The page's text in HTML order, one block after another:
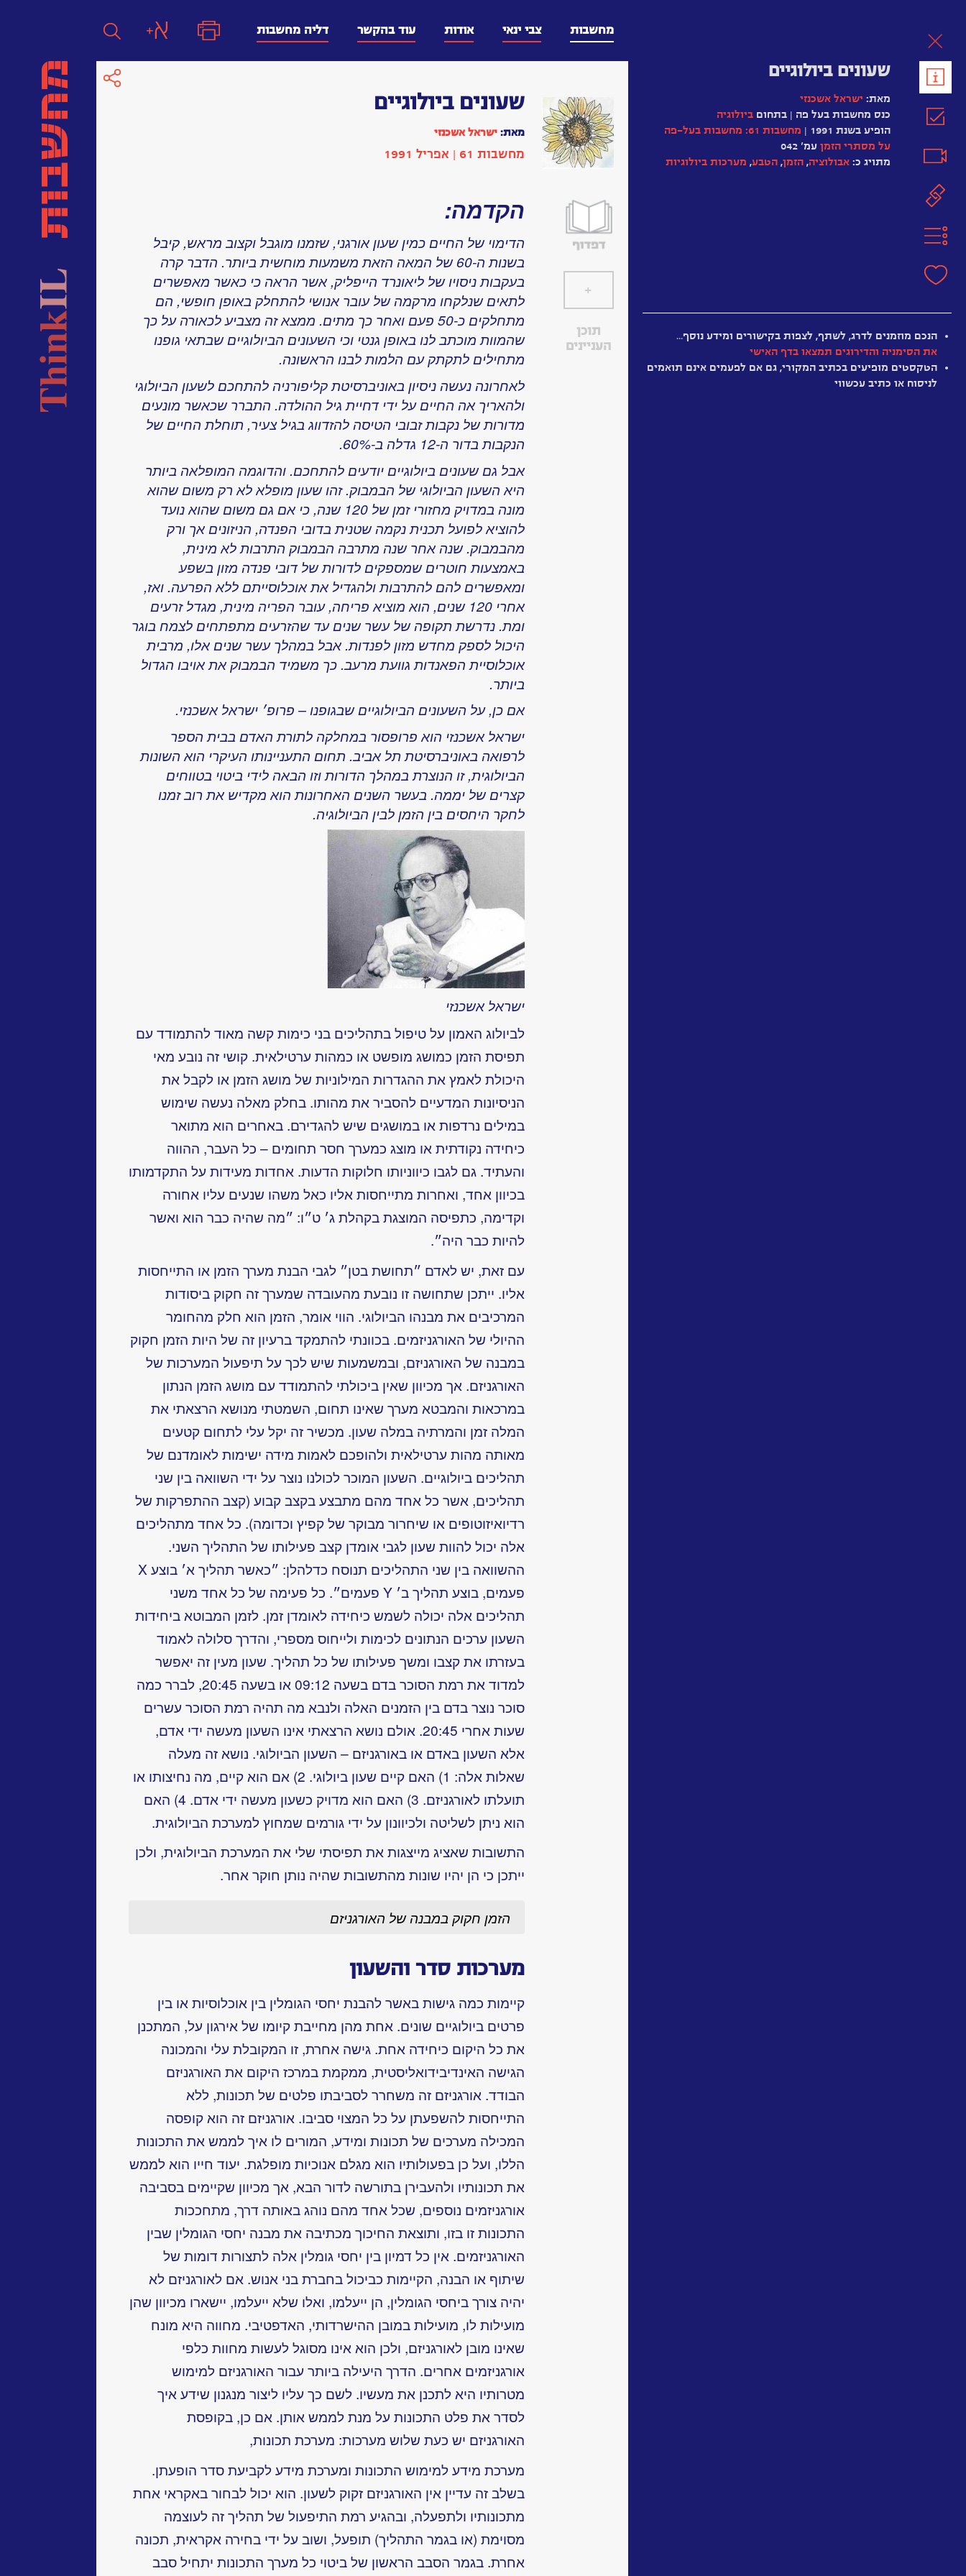
מחשבות צבי ינאי אודות עוד בהקשר דליה מחשבות
שעונים ביולוגיים
מאת: ישראל אשכנזי
מחשבות 61 | אפריל 1991
+
תוכן
העניינים
הקדמה:
הדימוי של החיים כמין שעון אורגני, שזמנו מוגבל וקצוב מראש, קיבל
בשנות ה-60 של המאה הזאת משמעות מוחשית ביותר. הדבר קרה
בעקבות ניסויו של ליאונרד הייפליק, אשר הראה כי כאשר מאפשרים
לתאים שנלקחו מרקמה של עובר אנושי להתחלק באופן חופשי, הם
מתחלקים כ-50 פעם ואחר כך מתים. ממצא זה מצביע לכאורה על כך
שהמוות מוכתב לנו באופן גנטי וכי השעונים הביולוגיים שבתאי גופנו
מתחילים לתקתק עם הלמות לבנו הראשונה.
לאחרונה נעשה ניסיון באוניברסיטת קליפורניה להתחכם לשעון הביולוגי
ולהאריך אה החיים על ידי דחיית גיל ההולדה. התברר שכאשר מונעים
מדורות של נקבות זבובי הטיסה להזדווג בגיל צעיר, תוחלת החיים של
הנקבות בדור ה-12 גדלה ב-60%.
אבל גם שעונים ביולוגיים יודעים להתחכם. והדוגמה המופלאה ביותר
היא השעון הביולוגי של הבמבוק. זהו שעון מופלא לא רק משום שהוא
מונה במדויק מחזורי זמן של 120 שנה, כי אם גם משום שהוא נועד
להוציא לפועל תכנית נקמה שטנית בדובי הפנדה, הניזונים אך ורק
מהבמבוק. שנה אחר שנה מתרבה הבמבוק התרבות לא מינית,
באמצעות חוטרים שמספקים לדורות של דובי פנדה מזון בשפע
ומאפשרים להם להתרבות ולהגדיל את אוכלוסייתם ללא הפרעה. ואז,
אחרי 120 שנים, הוא מוציא פריחה, עובר הפריה מינית, מגדל זרעים
ומת. נדרשת תקופה של עשר שנים עד שהזרעים מתפתחים לצמח בוגר
היכול לספק מחדש מזון לפנדות. אבל במהלך עשר שנים אלו, מרבית
אוכלוסיית הפאנדות גוועת מרעב. כך משמיד הבמבוק את אויבו הגדול
ביותר.
אם כן, על השעונים הביולוגיים שבגופנו – פרופ׳ ישראל אשכנזי.
ישראל אשכנזי הוא פרופסור במחלקה לתורת האדם בבית הספר
לרפואה באוניברסיטת תל אביב. תחום התעניינותו העיקרי הוא השונות
הביולוגית, זו הנוצרת במהלך הדורות וזו הבאה לידי ביטוי בטווחים
קצרים של יממה. בעשר השנים האחרונות הוא מקדיש את רוב זמנו
לחקר היחסים בין הזמן לבין הביולוגיה.
ישראל אשכנזי
לביולוג האמון על טיפול בתהליכים בני כימות קשה מאוד להתמודד עם
תפיסת הזמן כמושג מופשט או כמהות ערטילאית. קושי זה נובע מאי
היכולת לאמץ את ההגדרות המילוניות של מושג הזמן או לקבל את
הניסיונות המדעיים להסביר את מהותו. בחלק מאלה נעשה שימוש
במילים נרדפות או במושגים שיש להגדירם. באחרים הוא מתואר
כיחידה נקודתית או מוצג כמערך חסר תחומים – כל העבר, ההווה
והעתיד. גם לגבו כיווניותו חלוקות הדעות. אחדות מעידות על התקדמותו
בכיוון אחד, ואחרות מתייחסות אליו כאל משהו שנעים עליו אחורה
וקדימה, כתפיסה המוצגת בקהלת ג׳ ט״ו: ״מה שהיה כבר הוא ואשר
להיות כבר היה״.
עם זאת, יש לאדם ״תחושת בטן״ לגבי הבנת מערך הזמן או התייחסות
אליו. ייתכן שתחושה זו נובעת מהעובדה שמערך זה חקוק ביסודות
המרכיבים את מבנהו הביולוגי. הווי אומר, הזמן הוא חלק מהחומר
ההיולי של האורגניזמים. בכוונתי להתמקד ברעיון זה של היות הזמן חקוק
במבנה של האורגניזם, ובמשמעות שיש לכך על תיפעול המערכות של
האורגניזם. אך מכיוון שאין ביכולתי להתמודד עם מושג הזמן הנתון
במרכאות והמבטא מערך שאינו תחום, השמטתי מנושא הרצאתי את
המלה זמן והמרתיה במלה שעון. מכשיר זה יקל עלי לתחום קטעים
מאותה מהות ערטילאית ולהופכם לאמות מידה ישימות לאומדנם של
תהליכים ביולוגיים. השעון המוכר לכולנו נוצר על ידי השוואה בין שני
תהליכים, אשר כל אחד מהם מתבצע בקצב קבוע (קצב ההתפרקות של
רדיואיזוטופים או שיחרור מבוקר של קפיץ וכדומה). כל אחד מתהליכים
אלה יכול להוות שעון לגבי אומדן קצב פעילותו של התהליך השני.
ההשוואה בין שני התהליכים תנוסח כדלהלן: ״כאשר תהליך א׳ בוצע X
פעמים, בוצע תהליך ב׳ Y פעמים״. כל פעימה של כל אחד משני
תהליכים אלה יכולה לשמש כיחידה לאומדן זמן. לזמן המבוטא ביחידות
השעון ערכים הנתונים לכימות ולייחוס מספרי, והדרך סלולה לאמוד
בעזרתו את קצבו ומשך פעילותו של כל תהליך. שעון מעין זה יאפשר
למדוד את רמת הסוכר בדם בשעה 09:12 או בשעה 20:45, לברר כמה
סוכר נוצר בדם בין הזמנים האלה ולנבא מה תהיה רמת הסוכר עשרים
שעות אחרי 20:45. אולם נושא הרצאתי אינו השעון מעשה ידי אדם,
אלא השעון באדם או באורגניזם – השעון הביולוגי. נושא זה מעלה
שאלות אלה: 1) האם קיים שעון ביולוגי. 2) אם הוא קיים, מה נחיצותו או
תועלתו לאורגניזם. 3) האם הוא מדויק כשעון מעשה ידי אדם. 4) האם
הוא ניתן לשליטה ולכיוונון על ידי גורמים שמחוץ למערכת הביולוגית.
התשובות שאציג מייצגות את תפיסתי שלי את המערכת הביולוגית, ולכן
ייתכן כי הן יהיו שונות מהתשובות שהיה נותן חוקר אחר.
הזמן חקוק במבנה של האורגניזם
מערכות סדר והשעון
קיימות כמה גישות באשר להבנת יחסי הגומלין בין אוכלוסיות או בין
פרטים ביולוגיים שונים. אחת מהן מחייבת קיומו של אירגון על, המתכנן
את כל היקום כיחידה אחת. גישה אחרת, זו המקובלת עלי והמכונה
הגישה האינדיבידואליסטית, ממקמת במרכז היקום את האורגניזם
הבודד. אורגניזם זה משחרר לסביבתו פלטים של תכונות, ללא
התייחסות להשפעתן על כל המצוי סביבו. אורגניזם זה הוא קופסה
המכילה מערכים של תכונות ומידע, המורים לו איך לממש את התכונות
הללו, ועל כן בפעולותיו הוא מגלם אנוכיות מופלגת. יעוד חייו הוא לממש
את תכונותיו ולהעבירן בתורשה לדור הבא, אך מכיוון שקיימים בסביבה
אורגניזמים נוספים, שכל אחד מהם נוהג באותה דרך, מתחככות
התכונות זו בזו, ותוצאת החיכוך מכתיבה את מבנה יחסי הגומלין שבין
האורגניזמים. אין כל דמיון בין יחסי גומלין אלה לתצורות דומות של
שיתוף או הבנה, הקיימות כביכול בחברת בני אנוש. אם לאורגניזם לא
יהיה צורך ביחסי הגומלין, הן ייעלמו, ואלו שלא ייעלמו, יישארו מכיוון שהן
מועילות לו, מועילות במובן ההישרדותי, האדפטיבי. מחווה היא מונח
שאינו מובן לאורגניזם, ולכן הוא אינו מסוגל לעשות מחוות כלפי
אורגניזמים אחרים. הדרך היעילה ביותר עבור האורגניזם למימוש
מטרותיו היא לתכנן את מעשיו. לשם כך עליו ליצור מנגנון שידע איך
לסדר את פלט התכונות על מנת לממש אותן. אם כן, בקופסת
האורגניזם יש כעת שלוש מערכות: מערכת תכונות,
מערכת מידע למימוש התכונות ומערכת מידע לקביעת סדר הופעתן.
בשלב זה עדיין אין האורגניזם זקוק לשעון. הוא יכול לבחור באקראי אחת
מתכונותיו ולתפעלה, ובהגיע רמת התיפעול של תהליך זה לעוצמה
מסוימת (או בגמר התהליך) תופעל, ושוב על ידי בחירה אקראית, תכונה
אחרת. בגמר הסבב הראשון של ביטוי כל מערך התכונות יתחיל סבב
שעונים ביולוגיים
מאת: ישראל אשכנזי
כנס מחשבות בעל פה | בתחום ביולוגיה
הופיע בשנת 1991 |
מחשבות 61: מחשבות בעל-פה
על מסתרי הזמן עמ' 042
מתויג כ: אבולוציה, הזמן, הטבע, מערכות ביולוגיות‏
זמנים
חלש מיושן מענין מרתק מומלץ היסטריהנכם מוזמנים לדרג, לשתף, לצפות בקישורים ומידע נוסף…
את הסימניה והדירוגים תמצאו בדף האישי
הטקסטים מופיעים בכתיב המקורי, גם אם לפעמים אינם תואמים
לניסוח או כתיב עכשווי